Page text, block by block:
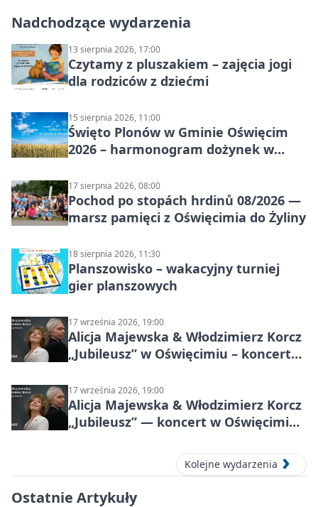
Nadchodzące wydarzenia
13 sierpnia 2026, 17:00
Czytamy z pluszakiem – zajęcia jogi
dla rodziców z dziećmi
15 sierpnia 2026, 11:00
Święto Plonów w Gminie Oświęcim
2026 – harmonogram dożynek w
17 sierpnia 2026, 08:00
Pochod po stopách hrdinů 08/2026 —
marsz pamięci z Oświęcimia do Żyliny
18 sierpnia 2026, 11:30
Planszowisko – wakacyjny turniej
gier planszowych
17 września 2026, 19:00
Alicja Majewska & Włodzimierz Korcz
„Jubileusz” w Oświęcimiu – koncert
17 września 2026, 19:00
Alicja Majewska & Włodzimierz Korcz
„Jubileusz” — koncert w Oświęcimiu,
Kolejne wydarzenia
Ostatnie Artykuły